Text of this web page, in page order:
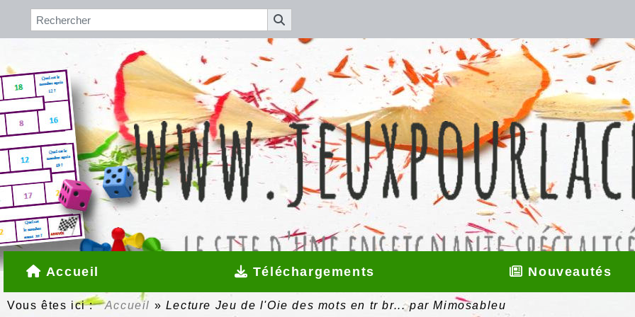
Accueil Téléchargements Nouveautés
Vous êtes ici :Accueil » Lecture Jeu de l'Oie des mots en tr br... par Mimosableu